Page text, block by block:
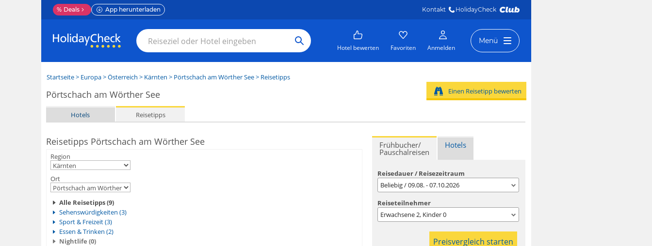
% Deals App herunterladen Kontakt HolidayCheck
Hotel bewerten Favoriten Anmelden
Menü
Startseite> Europa>Österreich > Kärnten > Pörtschach am Wörther See> Reisetipps
Pörtschach am Wörther See
Hotels Reisetipps
Einen Reisetipp bewerten
Reisetipps Pörtschach am Wörther See
Region
Ort
Alle Reisetipps (9)
Sehenswürdigkeiten (3)
Sport & Freizeit (3)
Essen & Trinken (2)
Nightlife (0)
Frühbucher/
Pauschalreisen
Hotels
Reisedauer / Reisezeitraum
Beliebig / 09.08. - 07.10.2026
Reiseteilnehmer
Erwachsene2, Kinder0